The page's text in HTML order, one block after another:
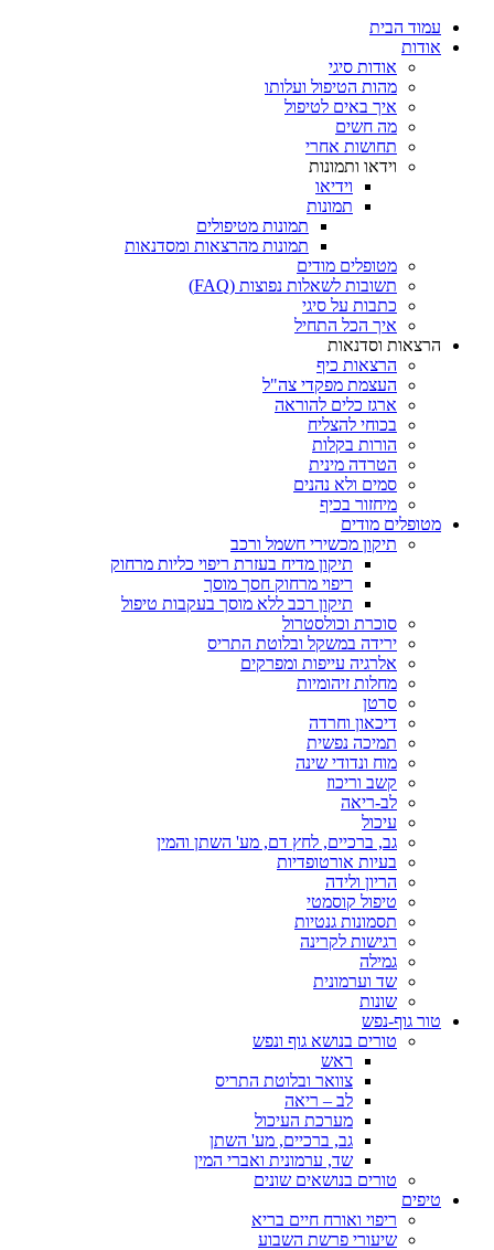
עמוד הבית
אודות
אודות סיגי
מהות הטיפול ועלותו
איך באים לטיפול
מה חשים
תחושות אחרי
וידאו ותמונות
וידיאו
תמונות
תמונות מטיפולים
תמונות מהרצאות ומסדנאות
מטופלים מודים
תשובות לשאלות נפוצות (FAQ)
כתבות על סיגי
איך הכל התחיל
הרצאות וסדנאות
הרצאות כיף
העצמת מפקדי צה"ל
ארגז כלים להוראה
בכוחי להצליח
הורות בקלות
הטרדה מינית
סמים ולא נהנים
מיחזור בכיף
מטופלים מודים
תיקון מכשירי חשמל ורכב
תיקון מדיח בעזרת ריפוי כליות מרחוק
ריפוי מרחוק חסך מוסך
תיקון רכב ללא מוסך בעקבות טיפול
סוכרת וכולסטרול
ירידה במשקל ובלוטת התריס
אלרגיה עייפות ומפרקים
מחלות זיהומיות
סרטן
דיכאון וחרדה
תמיכה נפשית
מוח ונדודי שינה
קשב וריכוז
לב-ריאה
עיכול
גב, ברכיים, לחץ דם, מע' השתן והמין
בעיות אורטופדיות
הריון ולידה
טיפול קוסמטי
תסמונות גנטיות
רגישות לקרינה
גמילה
שד וערמונית
שונות
טור גוף-נפש
טורים בנושא גוף ונפש
ראש
צוואר ובלוטת התריס
לב – ריאה
מערכת העיכול
גב, ברכיים, מע' השתן
שד, ערמונית ואברי המין
טורים בנושאים שונים
טיפים
ריפוי ואורח חיים בריא
שיעורי פרשת השבוע